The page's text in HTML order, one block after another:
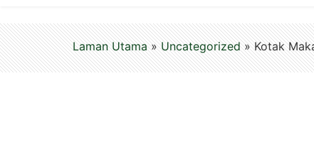
Laman Utama»Uncategorized»Kotak